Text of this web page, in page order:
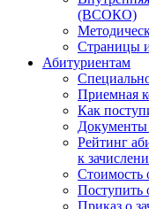
(ВСОКО)
Страницы
Абитуриентам
Приемная
Как
Документы
Рейтинг
к
Стоимость
Поступить
Приказ о